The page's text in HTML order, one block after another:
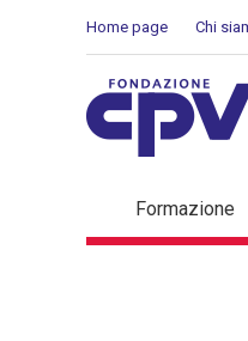
Home page Chi
Donne
Formazione